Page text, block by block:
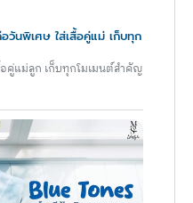
วันพิเศษ ใส่เสื้อคู่แม่ เก็บทุก
คู่แม่ลูก เก็บทุกโมเมนต์สำคัญ